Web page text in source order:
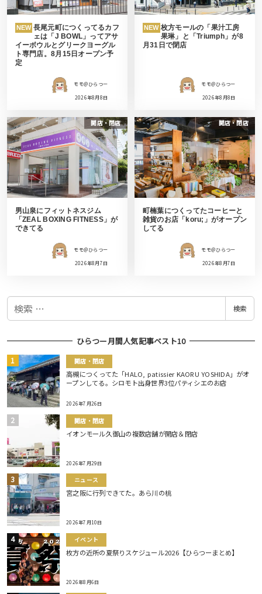
NEW 長尾元町につくってるカフ
ェは「J BOWL」ってアサ
イーボウルとグリークヨーグル
ト専門店。8月15日オープン予
定
モモ＠ひらつー
2026年8月8日
NEW 枚方モールの「果汁工房
果琳」と「Triumph」が8
月31日で閉店
モモ＠ひらつー
2026年8月8日
開店・閉店
男山泉にフィットネスジム
「ZEAL BOXING FITNESS」が
できてる
モモ＠ひらつー
2026年8月7日
開店・閉店
町楠葉につくってたコーヒーと
雑貨のお店「koru;」がオープン
してる
モモ＠ひらつー
2026年8月7日
検
検索
ひらつー月間人気記事ベスト10
開店・閉店
高槻につくってた「HALO, patissier KAORU YOSHIDA」がオ
ープンしてる。シロモト出身世界3位パティシエのお店
2026年7月26日
開店・閉店
イオンモール久御山の複数店舗が開店＆閉店
2026年7月29日
ニュース
宮之阪に行列できてた。あら川の桃
2026年7月10日
イベント
枚方の近所の夏祭りスケジュール2026【ひらつーまとめ】
2026年8月6日